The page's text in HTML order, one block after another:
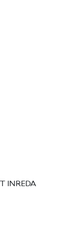
INREDA